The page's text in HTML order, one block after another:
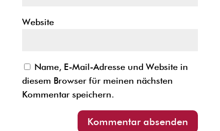
Website
Name, E-Mail-Adresse und Website in
diesem Browser für meinen nächsten
Kommentar speichern.